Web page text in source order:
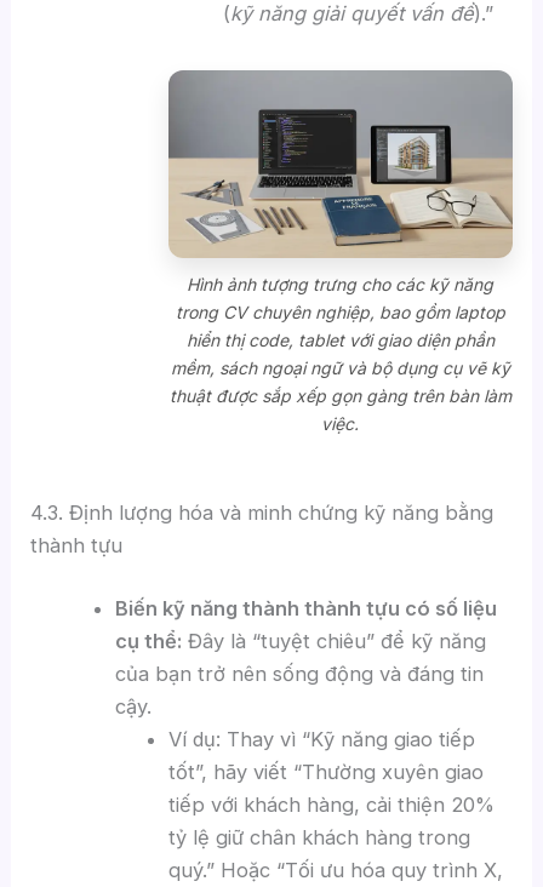
(kỹ năng giải quyết vấn đề).”
Hình ảnh tượng trưng cho các kỹ năng
trong CV chuyên nghiệp, bao gồm laptop
hiển thị code, tablet với giao diện phần
mềm, sách ngoại ngữ và bộ dụng cụ vẽ kỹ
thuật được sắp xếp gọn gàng trên bàn làm
việc.
4.3. Định lượng hóa và minh chứng kỹ năng bằng
thành tựu
Biến kỹ năng thành thành tựu có số liệu
cụ thể: Đây là “tuyệt chiêu” để kỹ năng
của bạn trở nên sống động và đáng tin
cậy.
Ví dụ: Thay vì “Kỹ năng giao tiếp
tốt”, hãy viết “Thường xuyên giao
tiếp với khách hàng, cải thiện 20%
tỷ lệ giữ chân khách hàng trong
quý.” Hoặc “Tối ưu hóa quy trình X,